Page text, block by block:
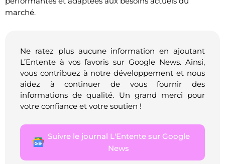
marché.
Ne ratez plus aucune information en ajoutant
L’Entente à vos favoris sur Google News. Ainsi,
vous contribuez à notre développement et nous
aidez à continuer de vous fournir des
informations de qualité. Un grand merci pour
votre confiance et votre soutien !
Suivre le journal L'Entente sur Google
News